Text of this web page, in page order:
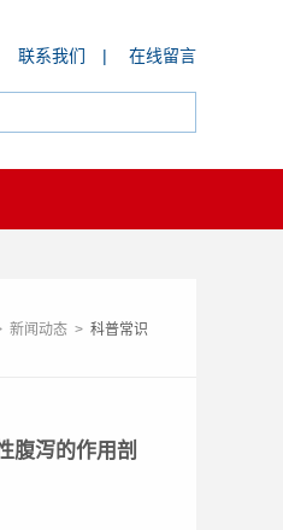
联系我们 | 在线留言
新闻动态 > 科普常识
腹泻的作用剖